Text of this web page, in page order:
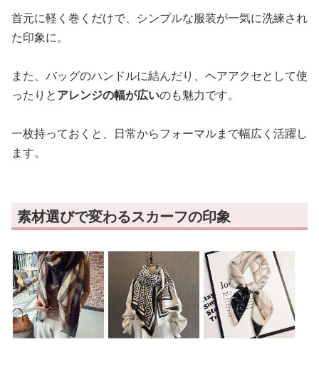
首元に軽く巻くだけで、シンプルな服装が一気に洗練され
た印象に。
また、バッグのハンドルに結んだり、ヘアアクセとして使
ったりとアレンジの幅が広いのも魅力です。
一枚持っておくと、日常からフォーマルまで幅広く活躍し
ます。
素材選びで変わるスカーフの印象